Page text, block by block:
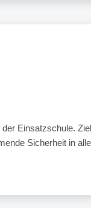
Einsatzschule.
Sicherheit in